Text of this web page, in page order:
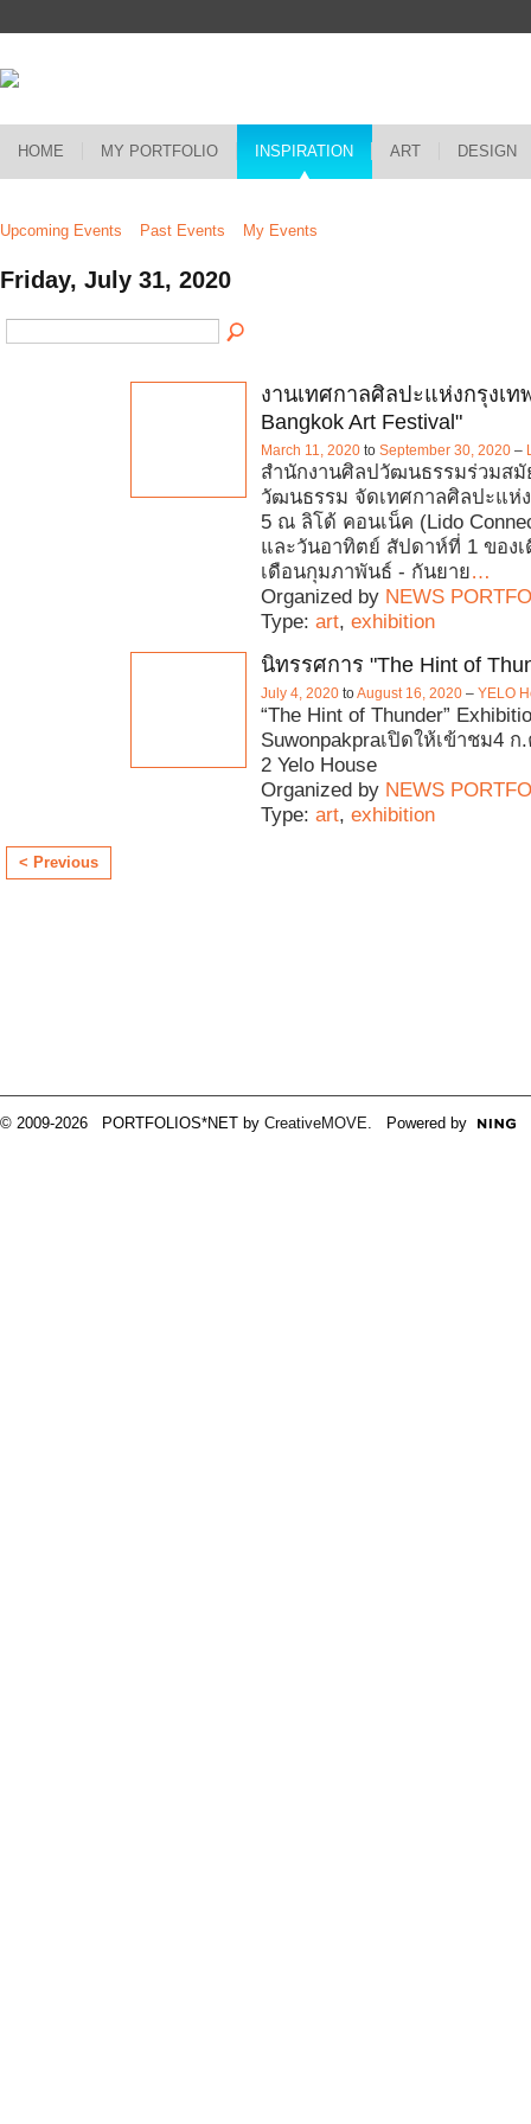
HOME MY PORTFOLIO INSPIRATION ART DESIGN
Upcoming Events Past Events My Events
Friday, July 31, 2020
งานเทศกาลศิลปะแห่งกรุงเท
Bangkok Art Festival"
March 11, 2020 to September 30, 2020 –
สำนักงานศิลปวัฒนธรรมร่วมสมั
วัฒนธรรม จัดเทศกาลศิลปะแห่
5 ณ ลิโด้ คอนเน็ค (Lido
และวันอาทิตย์ สัปดาห์ที่ 1 ของ
เดือนกุมภาพันธ์ - กันยาย…
Organized by NEWS
Type: art, exhibition
นิทรรศการ "The Hint of
July 4, 2020 toAugust 16, 2020 – YELO
“The Hint of Thunder”
Suwonpakpraเปิดให้เข้าชม4
2 Yelo House
Organized by NEWS
Type: art, exhibition
< Previous
© 2009-2026 PORTFOLIOS*NET by CreativeMOVE. Powered by